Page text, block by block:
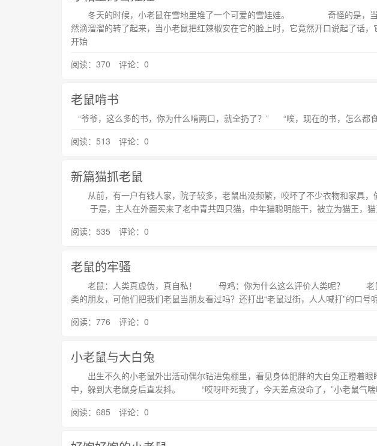
冬天的时候，小老鼠在雪地里堆了一个可爱的雪娃娃。 奇怪的是，当小
然滴溜溜的转了起来，当小老鼠把红辣椒安在它的脸上时，它竟然开口说起了话
开始
阅读：370 评论：0
老鼠啃书
“爷爷，这么多的书，你为什么啃两口，就全扔了？” “唉，现在的书，怎么
阅读：513 评论：0
新篇猫抓老鼠
从前，有一户有钱人家，院子较多，老鼠出没频繁，咬坏了不少衣物和家具，
于是，主人在外面买来了老中青共四只猫，中年猫聪明能干，被立为猫王，猫
阅读：535 评论：0
老鼠的牢骚
老鼠：人类真虚伪，真自私！ 母鸡：你为什么这么评价人类呢？ 老鼠
类的朋友，可他们把我们老鼠当朋友看过吗？还打出“老鼠过街，人人喊打”的
阅读：776 评论：0
小老鼠与大白兔
出生不久的小老鼠外出活动偶尔钻进兔棚里，看见身体肥胖的大白兔正瞪着眼
中，躲到大老鼠身后直发抖。 “哎呀吓死我了，今天差点没命了，”小老鼠气喘
阅读：685 评论：0